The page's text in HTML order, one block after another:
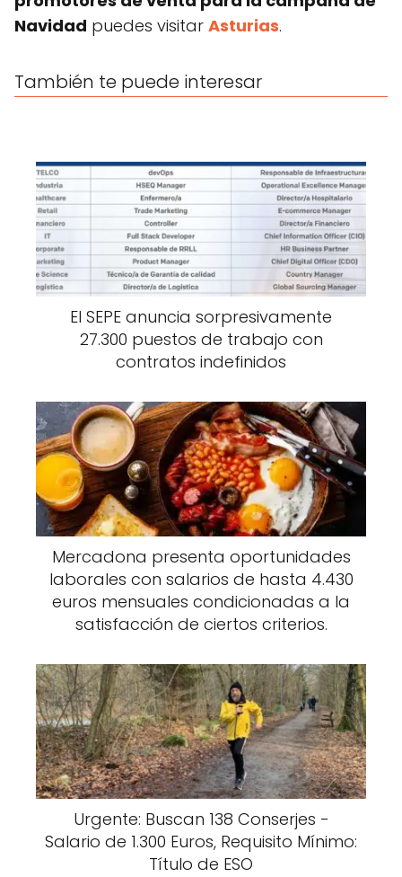
Navidad puedes visitar Asturias.
También te puede interesar
El SEPE anuncia sorpresivamente
27.300 puestos de trabajo con
contratos indefinidos
Mercadona presenta oportunidades
laborales con salarios de hasta 4.430
euros mensuales condicionadas a la
satisfacción de ciertos criterios.
Urgente: Buscan 138 Conserjes -
Salario de 1.300 Euros, Requisito Mínimo:
Título de ESO